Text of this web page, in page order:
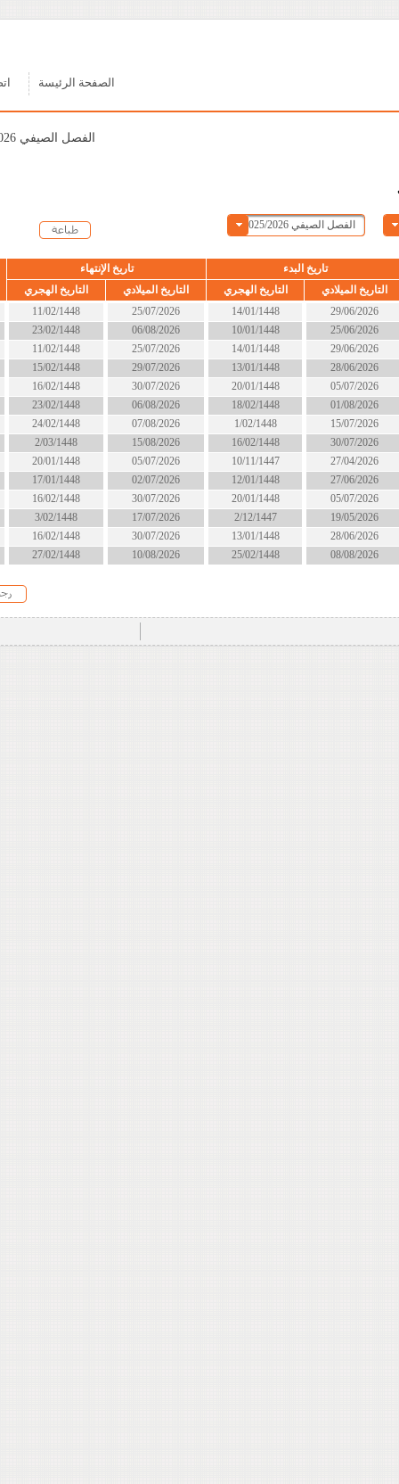
اتصل بنا
الحالة
التاريخ الهجري
التاريخ الميلادي
التاريخ الهجري
14/01/1448
10/01/1448
14/01/1448
13/01/1448
20/01/1448
18/02/1448
1/02/1448
16/02/1448
10/11/1447
12/01/1448
20/01/1448
2/12/1447
13/01/1448
25/02/1448
25/07/2026
06/08/2026
25/07/2026
29/07/2026
30/07/2026
06/08/2026
07/08/2026
15/08/2026
05/07/2026
02/07/2026
30/07/2026
17/07/2026
30/07/2026
10/08/2026
11/02/1448
23/02/1448
11/02/1448
15/02/1448
16/02/1448
23/02/1448
24/02/1448
2/03/1448
20/01/1448
17/01/1448
16/02/1448
3/02/1448
16/02/1448
27/02/1448